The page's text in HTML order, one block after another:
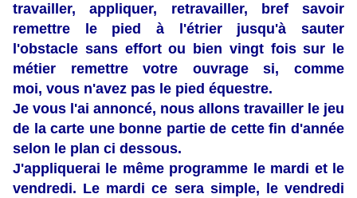
travailler, appliquer, retravailler, bref savoir
remettre le pied à l'étrier jusqu'à sauter
l'obstacle sans effort ou bien vingt fois sur le
métier remettre votre ouvrage si, comme
moi, vous n'avez pas le pied équestre.
Je vous l'ai annoncé, nous allons travailler le jeu
de la carte une bonne partie de cette fin d'année
selon le plan ci dessous.
J'appliquerai le même programme le mardi et le
vendredi. Le mardi ce sera simple, le vendredi